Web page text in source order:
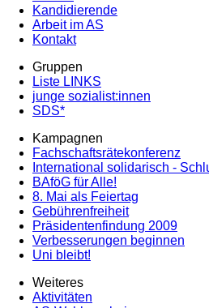
Kandidierende
Arbeit im AS
Kontakt
Gruppen
Liste LINKS
junge sozialist:innen
SDS*
Kampagnen
Fachschaftsrätekonferenz
International solidarisch -
BAföG für Alle!
8. Mai als Feiertag
Gebührenfreiheit
Präsidentenfindung 2009
Verbesserungen beginnen
Uni bleibt!
Weiteres
Aktivitäten